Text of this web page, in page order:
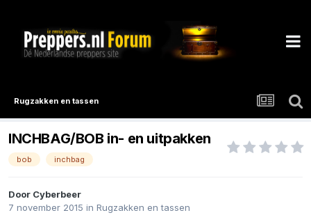
Rugzakken en tassen
INCHBAG/BOB in- en uitpakken
bob inchbag
Door Cyberbeer
7 november 2015 in Rugzakken en tassen